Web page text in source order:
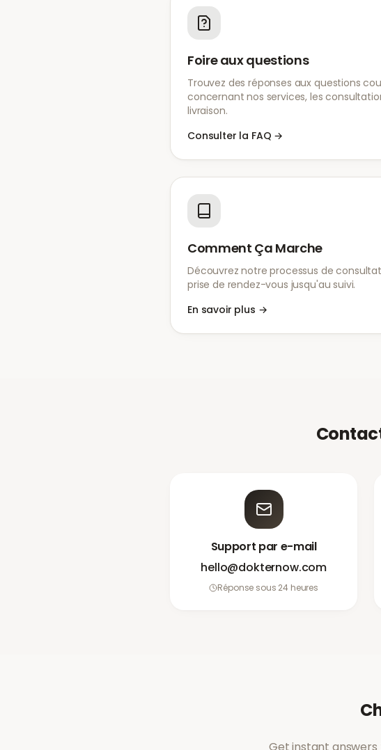
Foire aux questions
Trouvez des réponses aux questions
concernant nos services, les
livraison.
Consulter la FAQ →
Comment Ça Marche
Découvrez notre processus de
prise de rendez-vous jusqu'au suivi.
En savoir plus →
Support par e-mail
hello@dokternow.com
Réponse sous 24 heures